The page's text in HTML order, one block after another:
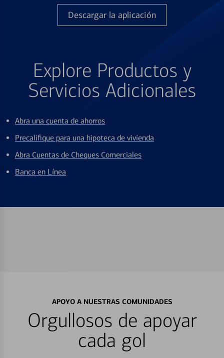
Descargar la aplicación
Explore Productos y
Servicios Adicionales
Abra una cuenta de ahorros
Precalifique para una hipoteca de vivienda
Abra Cuentas de Cheques Comerciales
Banca en Línea
APOYO A NUESTRAS COMUNIDADES
Orgullosos de apoyar
cada gol